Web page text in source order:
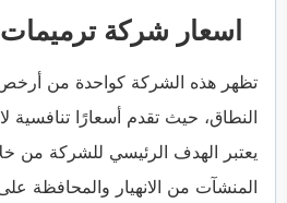
اسعار شركة ترميمات
تظهر هذه الشركة كواحدة من
النطاق، حيث تقدم أسعارًا تنافسية
يعتبر الهدف الرئيسي للشركة من
المنشآت من الانهيار والمحافظة